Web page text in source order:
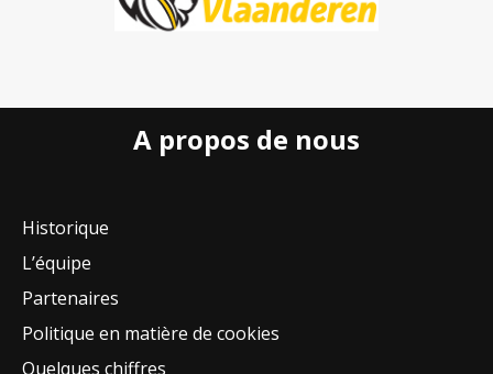
A propos de nous
Historique
L’équipe
Partenaires
Politique en matière de cookies
Quelques chiffres